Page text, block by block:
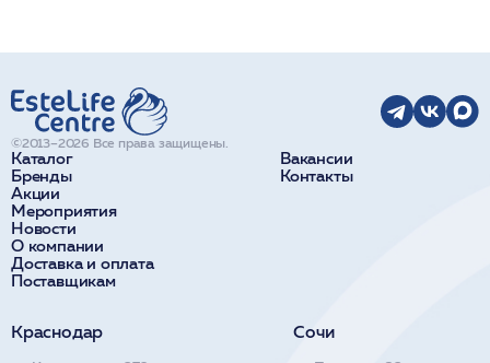
Каталог
Бренды
Акции
Мероприятия
Новости
О компании
Доставка и оплата
Поставщикам
Вакансии
Контакты
©2013–2026 Все права защищены.
Краснодар Сочи